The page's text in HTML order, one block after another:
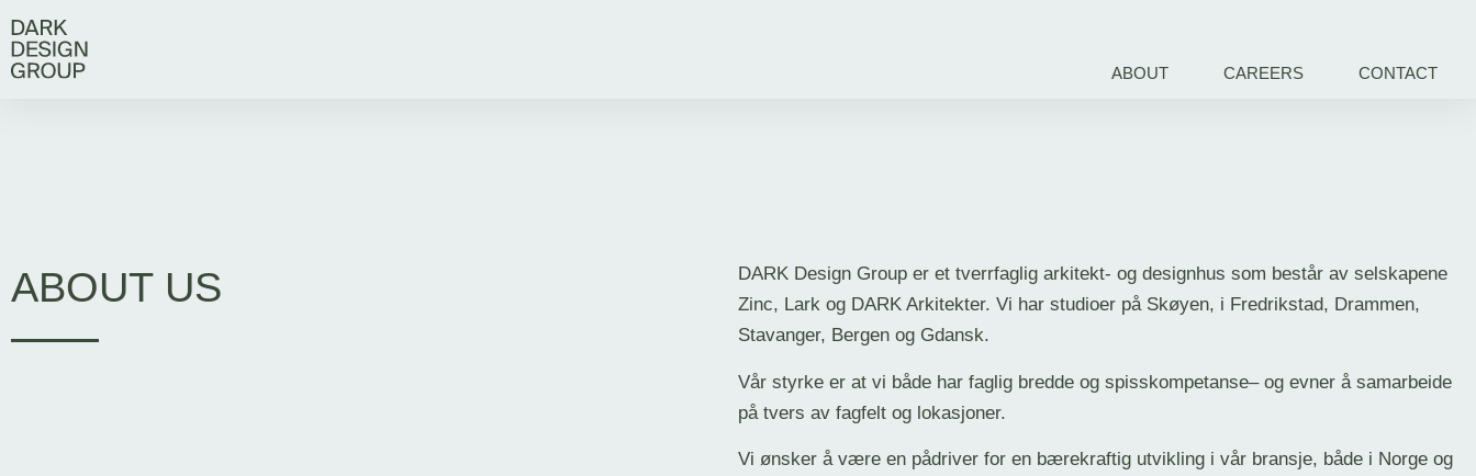
ABOUT CAREERS CONTACT
ABOUT US
DARK Design Group er et tverrfaglig arkitekt- og designhus som består av selskapene
Zinc, Lark og DARK Arkitekter. Vi har studioer på Skøyen, i Fredrikstad, Drammen,
Stavanger, Bergen og Gdansk.
Vår styrke er at vi både har faglig bredde og spisskompetanse– og evner å samarbeide
på tvers av fagfelt og lokasjoner.
Vi ønsker å være en pådriver for en bærekraftig utvikling i vår bransje, både i Norge og